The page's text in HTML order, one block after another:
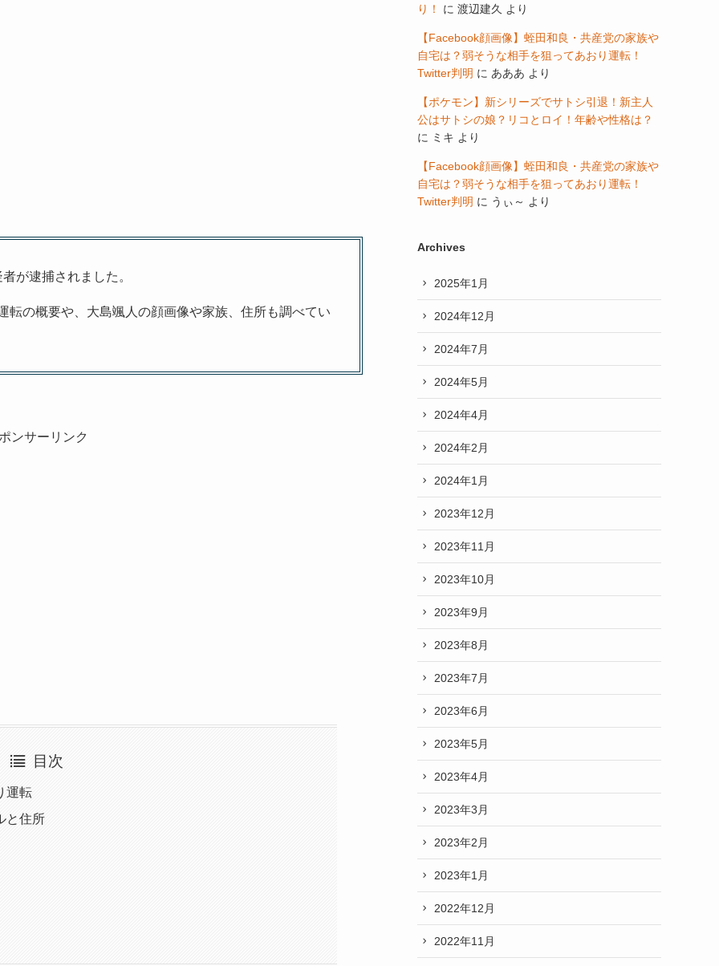
が逮捕されました。
転の概要や、大島颯人の顔画像や家族、住所も調べてい
ンサーリンク
目次
運転
と住所
り！
に 渡辺建久 より
【Facebook顔画像】蛭田和良・共産党の家族や
自宅は？弱そうな相手を狙ってあおり運転！
Twitter判明 に あああ より
【ポケモン】新シリーズでサトシ引退！新主人
公はサトシの娘？リコとロイ！年齢や性格は？
に ミキ より
【Facebook顔画像】蛭田和良・共産党の家族や
自宅は？弱そうな相手を狙ってあおり運転！
Twitter判明 に うぃ～ より
Archives
2025年1月
2024年12月
2024年7月
2024年5月
2024年4月
2024年2月
2024年1月
2023年12月
2023年11月
2023年10月
2023年9月
2023年8月
2023年7月
2023年6月
2023年5月
2023年4月
2023年3月
2023年2月
2023年1月
2022年12月
2022年11月